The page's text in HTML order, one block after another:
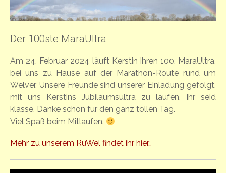
Der 100ste MaraUltra
Am 24. Februar 2024 läuft Kerstin ihren 100. MaraUltra,
bei uns zu Hause auf der Marathon-Route rund um
Welver. Unsere Freunde sind unserer Einladung gefolgt,
mit uns Kerstins Jubiläumsultra zu laufen. Ihr seid
klasse. Danke schön für den ganz tollen Tag.
Viel Spaß beim Mitlaufen.
Mehr zu unserem RuWel findet ihr hier…